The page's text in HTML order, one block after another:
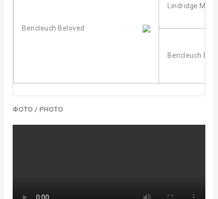
Bencleuch Beloved
Lindridge
Bencleuch
ФОТО / PHOTO